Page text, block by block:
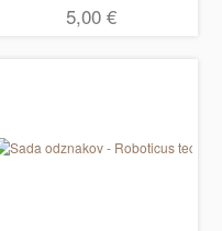
5,00 €